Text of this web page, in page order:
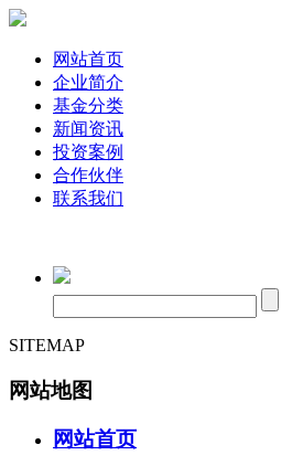
网站首页
企业简介
基金分类
新闻资讯
投资案例
合作伙伴
联系我们
SITEMAP
网站地图
网站首页